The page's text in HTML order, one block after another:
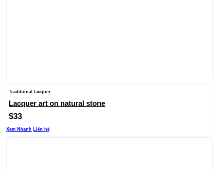
Traditional lacquer
Lacquer art on natural stone
$33
Xem Nhanh Liên hệ